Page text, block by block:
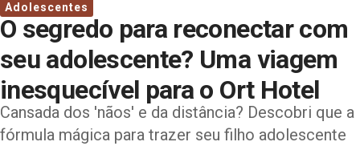
Adolescentes
O segredo para reconectar com
seu adolescente? Uma viagem
inesquecível para o Ort Hotel
Cansada dos 'nãos' e da distância? Descobri que a
fórmula mágica para trazer seu filho adolescente